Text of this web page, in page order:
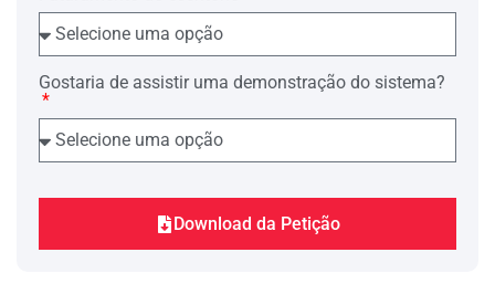
Gostaria de assistir uma demonstração do sistema?
Download da Petição